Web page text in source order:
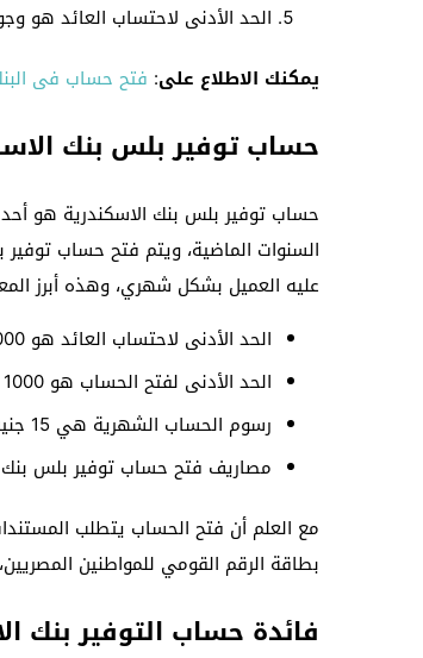
الحد الأدنى لاحتساب العائد هو وجود رصيد
يمكنك الاطلاع على: فتح حساب فى
حساب توفير بلس بنك
حساب توفير بلس بنك الاسكندرية هو
عليه العميل بشكل شهري، وهذه أبرز
الحد الأدنى لاحتساب العائد هو 1000 جنيه مصري.
الحد الأدنى لفتح الحساب هو 1000 جنيه مصري.
رسوم الحساب الشهرية هي 15 جنيه مصري.
مصاريف فتح حساب توفير بلس بنك
مع العلم أن فتح الحساب يتطلب
بطاقة الرقم القومي للمواطنين
فائدة حساب التوفير بنك